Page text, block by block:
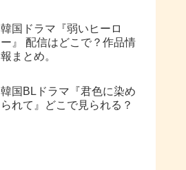
韓国ドラマ『弱いヒーロ
ー』 配信はどこで？作品情
報まとめ。
韓国BLドラマ『君色に染め
られて』どこで見られる？